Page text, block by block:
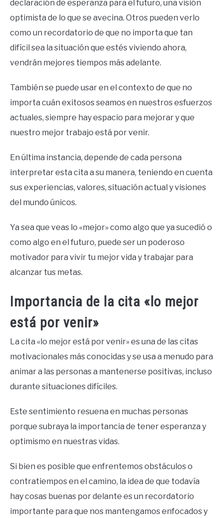
declaración de esperanza para el futuro, una visión
optimista de lo que se avecina. Otros pueden verlo
como un recordatorio de que no importa que tan
difícil sea la situación que estés viviendo ahora,
vendrán mejores tiempos más adelante.
También se puede usar en el contexto de que no
importa cuán exitosos seamos en nuestros esfuerzos
actuales, siempre hay espacio para mejorar y que
nuestro mejor trabajo está por venir.
En última instancia, depende de cada persona
interpretar esta cita a su manera, teniendo en cuenta
sus experiencias, valores, situación actual y visiones
del mundo únicos.
Ya sea que veas lo «mejor» como algo que ya sucedió o
como algo en el futuro, puede ser un poderoso
motivador para vivir tu mejor vida y trabajar para
alcanzar tus metas.
Importancia de la cita «lo mejor
está por venir»
La cita «lo mejor está por venir» es una de las citas
motivacionales más conocidas y se usa a menudo para
animar a las personas a mantenerse positivas, incluso
durante situaciones difíciles.
Este sentimiento resuena en muchas personas
porque subraya la importancia de tener esperanza y
optimismo en nuestras vidas.
Si bien es posible que enfrentemos obstáculos o
contratiempos en el camino, la idea de que todavía
hay cosas buenas por delante es un recordatorio
importante para que nos mantengamos enfocados y